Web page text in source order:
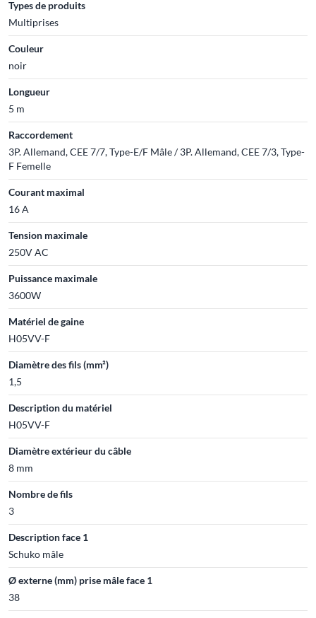
Types de produits
Multiprises
Couleur
noir
Longueur
5 m
Raccordement
3P. Allemand, CEE 7/7, Type-E/F Mâle / 3P. Allemand, CEE 7/3, Type-
F Femelle
Courant maximal
16 A
Tension maximale
250V AC
Puissance maximale
3600W
Matériel de gaine
H05VV-F
Diamètre des fils (mm²)
1,5
Description du matériel
H05VV-F
Diamètre extérieur du câble
8 mm
Nombre de fils
3
Description face 1
Schuko mâle
Ø externe (mm) prise mâle face 1
38